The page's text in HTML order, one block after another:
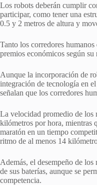
Los robots deberán cumplir
participar, como tener una
0.5 y 2 metros de altura y
Tanto los corredores
premios económicos según
Aunque la incorporación de
integración de tecnología en
señalan que los corredores
La velocidad promedio de los
kilómetros por hora, mientras
maratón en un tiempo
ritmo de al menos 14
Además, el desempeño de
de sus baterías, aunque se
competencia.